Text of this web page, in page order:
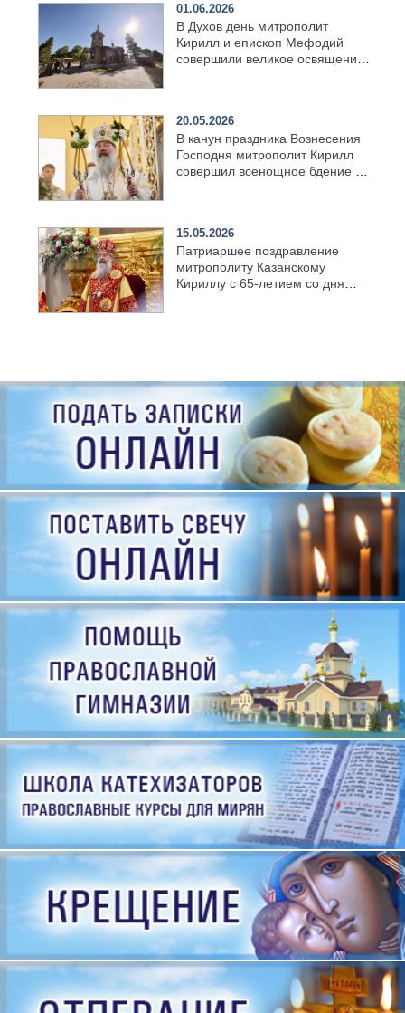
01.06.2026
В Духов день митрополит
Кирилл и епископ Мефодий
совершили великое освящение
20.05.2026
В канун праздника Вознесения
Господня митрополит Кирилл
совершил всенощное бдение в
15.05.2026
Патриаршее поздравление
митрополиту Казанскому
Кириллу с 65-летием со дня